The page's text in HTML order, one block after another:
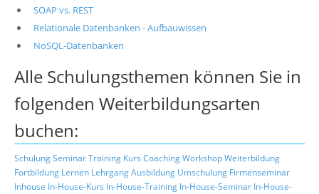
SOAP vs. REST
Relationale Datenbanken - Aufbauwissen
NoSQL-Datenbanken
Alle Schulungsthemen können Sie in
folgenden Weiterbildungsarten
buchen:
SchulungSeminarTraining Kurs CoachingWorkshopWeiterbildung
Fortbildung Lernen LehrgangAusbildung Umschulung Firmenseminar
Inhouse In-House-Kurs In-House-Training In-House-Seminar In-House-